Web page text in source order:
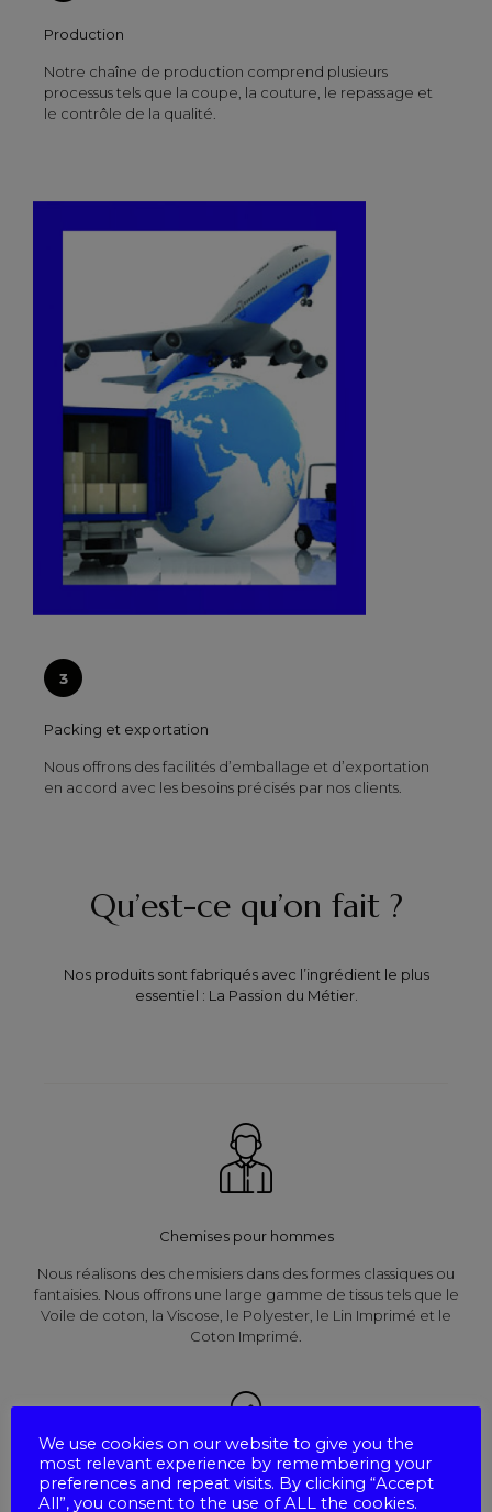
Production
Notre chaîne de production comprend plusieurs
processus tels que la coupe, la couture, le repassage et
le contrôle de la qualité.
Packing et exportation
Nous offrons des facilités d’emballage et d’exportation
en accord avec les besoins précisés par nos clients.
Qu’est-ce qu’on fait ?
Nos produits sont fabriqués avec l’ingrédient le plus
essentiel : La Passion du Métier.
Chemises pour hommes
Nous réalisons des chemisiers dans des formes classiques ou
fantaisies. Nous offrons une large gamme de tissus tels que le
Voile de coton, la Viscose, le Polyester, le Lin Imprimé et le
Coton Imprimé.
Chemises pour femmes
We use cookies on our website to give you the
most relevant experience by remembering your
preferences and repeat visits. By clicking “Accept
All”, you consent to the use of ALL the cookies.